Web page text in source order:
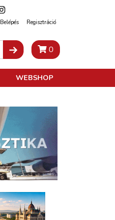
Belépés Regisztráció
0
WEBSHOP